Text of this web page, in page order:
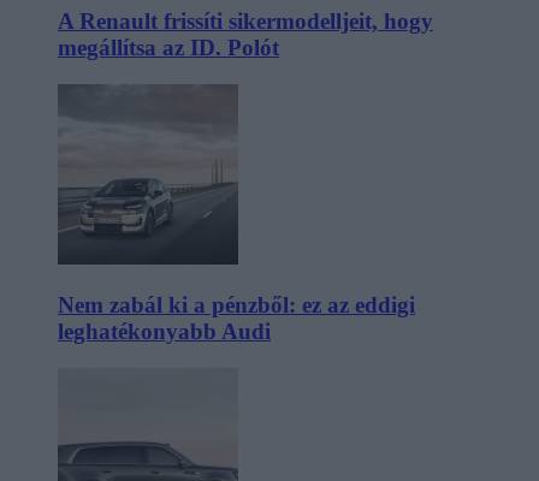
A Renault frissíti sikermodelljeit, hogy
megállítsa az ID. Polót
Nem zabál ki a pénzből: ez az eddigi
leghatékonyabb Audi